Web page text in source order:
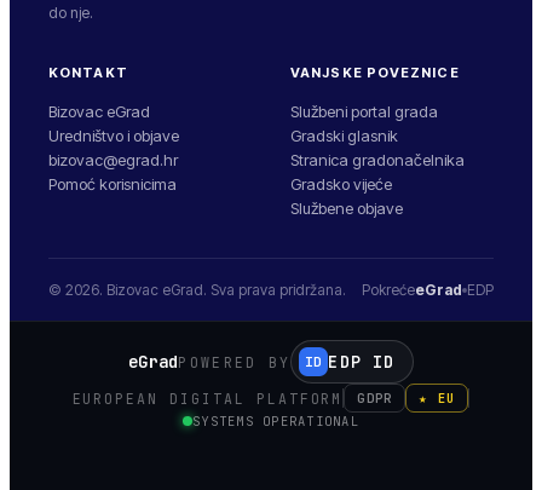
do nje.
KONTAKT
Bizovac eGrad
Uredništvo i objave
bizovac@egrad.hr
Pomoć korisnicima
VANJSKE POVEZNICE
Službeni portal grada
Gradski glasnik
Stranica gradonačelnika
Gradsko vijeće
Službene objave
© 2026. Bizovac eGrad. Sva prava pridržana. PokrećeeGrad EDP
eGradPOWERED BY ID EDP ID
EUROPEAN DIGITAL PLATFORM GDPR
★ EU
SYSTEMS OPERATIONAL